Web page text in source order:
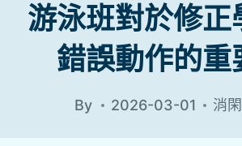
游泳班對於修正
錯誤動作的重
By 2026-03-01 消